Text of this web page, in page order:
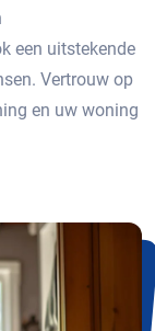
een uitstekende
Vertrouw op
en uw woning